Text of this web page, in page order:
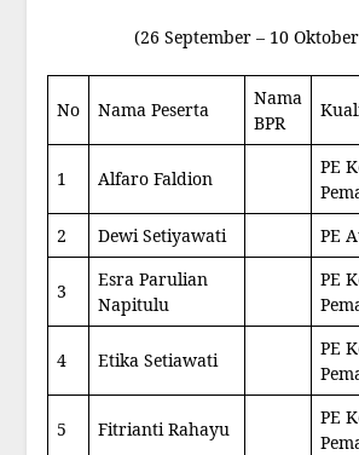
(26 September – 10
No Nama Peserta
Nama
BPR
1 Alfaro Faldion
PE
2
Dewi Setiyawati PE
3
Esra Parulian
Napitulu
PE
4 Etika Setiawati
PE
5 Fitrianti Rahayu
PE